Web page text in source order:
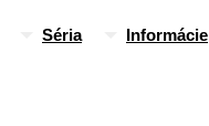
Séria Informácie